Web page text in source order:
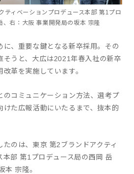
ティベーションプロデュース本部 第1プロ
、右：大阪 事業開発局の坂本 宗隆
に、重要な鍵となる新卒採用。その
そうと、大広は2021年春入社の新卒
革を実施しています。
のコミュニケーション方法、選考プ
けた広報活動にいたるまで、抜本的
たのは、東京 第2ブランドアクティ
本部 第1プロデュース局の西岡 岳
本 宗隆。